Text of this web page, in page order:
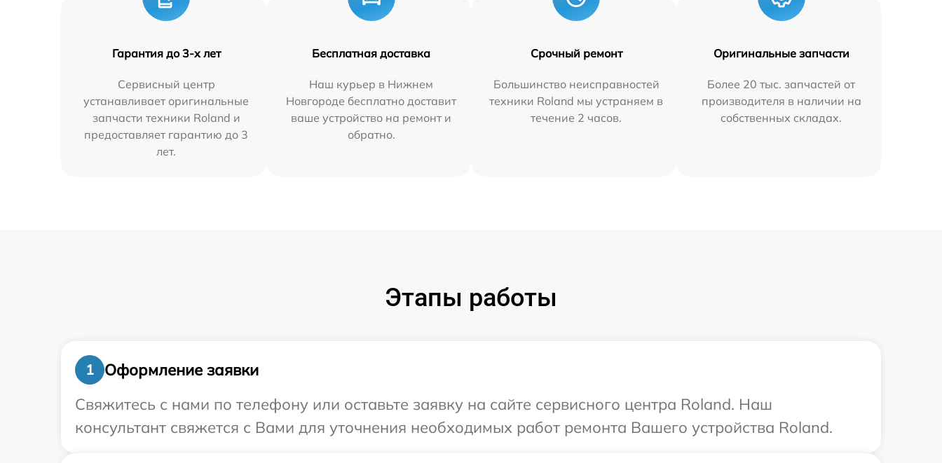
Гарантия до 3-х лет
Сервисный центр
устанавливает оригинальные
запчасти техники Roland и
предоставляет гарантию до 3
лет.
Бесплатная доставка
Наш курьер в Нижнем
Новгороде бесплатно доставит
ваше устройство на ремонт и
обратно.
Срочный ремонт
Большинство неисправностей
техники Roland мы устраняем в
течение 2 часов.
Оригинальные запчасти
Более 20 тыс. запчастей от
производителя в наличии на
собственных складах.
Этапы работы
1
Оформление заявки
Свяжитесь с нами по телефону или оставьте заявку на сайте сервисного центра Roland. Наш
консультант свяжется с Вами для уточнения необходимых работ ремонта Вашего устройства Roland.